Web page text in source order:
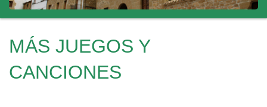
MÁS JUEGOS Y
CANCIONES